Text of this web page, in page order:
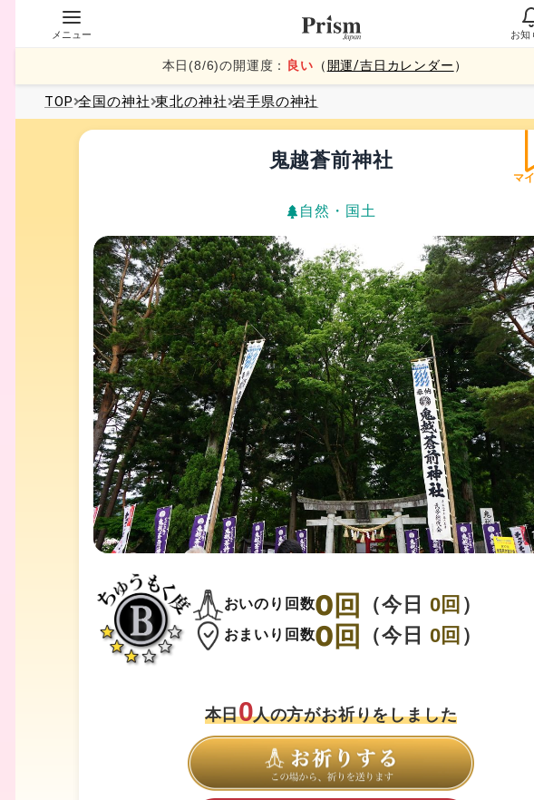
メニュー お知
本日(8/6)の開運度： 良い （ 開運/吉日カレンダー ）
TOP 全国の神社 東北の神社 岩手県の神社
マ
鬼越蒼前神社
自然・国土
おいのり回数0回 （今日 0回 ）
おまいり回数0回 （今日 0回 ）
本日0人の方がお祈りをしました